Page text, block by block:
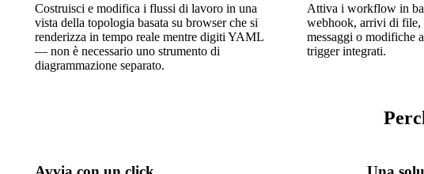
Costruisci e modifica i flussi di lavoro in una
vista della topologia basata su browser che si
renderizza in tempo reale mentre digiti YAML
— non è necessario uno strumento di
diagrammazione separato.
Attiva i workflow in
webhook, arrivi di file,
messaggi o modifiche
trigger integrati.